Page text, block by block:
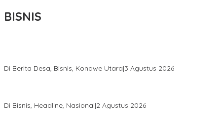
BISNIS
Di Berita Desa, Bisnis, Konawe Utara|3 Agustus 2026
Di Bisnis, Headline, Nasional|2 Agustus 2026